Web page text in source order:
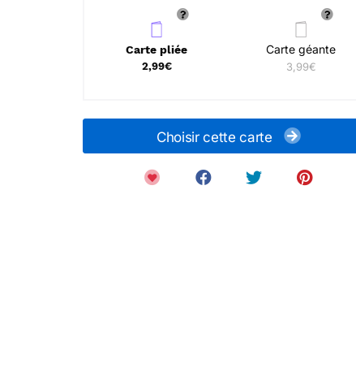
Carte pliée
2,99€
Carte géante
3,99€
Choisir cette carte